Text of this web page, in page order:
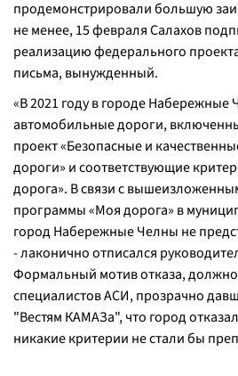
продемонстрировали большую
не менее, 15 февраля Салахов
реализацию федерального
письма, вынужденный.
«В 2021 году в городе Набережные
автомобильные дороги,
проект «Безопасные и
дороги» и соответствующие
дорога». В связи с
программы «Моя дорога» в
город Набережные Челны не
- лаконично отписался
Формальный мотив отказа,
специалистов АСИ, прозрачно
"Вестям КАМАЗа", что город
никакие критерии не стали бы